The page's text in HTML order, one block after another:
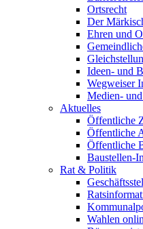
Ortsrecht
Der
Ehren und
Ideen- und
Wegweiser
Medien-
Aktuelles
Öffentliche
Öffentliche
Öffentliche
Baustellen-
Rat & Politik
Wahlen